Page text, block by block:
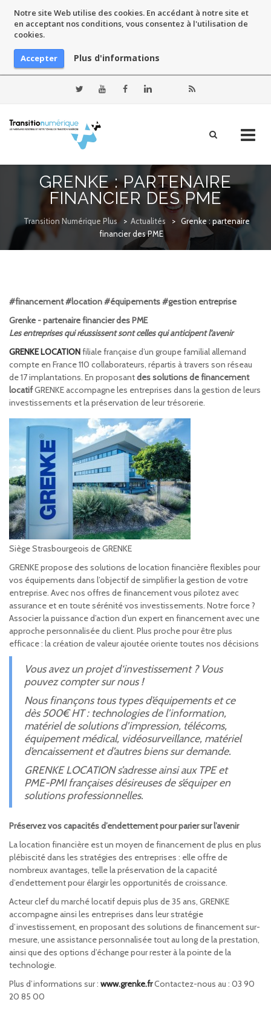
Notre site Web utilise des cookies. En accédant à notre site et
en acceptant nos conditions, vous consentez à l'utilisation de
cookies.
Accepter Plus d'informations
GRENKE : PARTENAIRE
FINANCIER DES PME
Transition Numérique Plus > Actualités > Grenke : partenaire
financier des PME
#financement #location #équipements #gestion entreprise
Grenke - partenaire financier des PME
Les entreprises qui réussissent sont celles qui anticipent l’avenir
GRENKE LOCATIONfiliale française d’un groupe familial allemand
compte en France 110 collaborateurs, répartis à travers son réseau
de 17 implantations. En proposantdes solutions de financement
locatifGRENKE accompagne les entreprises dans la gestion de leurs
investissements et la préservation de leur trésorerie.
Siège Strasbourgeois de GRENKE
GRENKE propose des solutions de location financière flexibles pour
vos équipements dans l’objectif de simplifier la gestion de votre
entreprise. Avec nos offres de financement vous pilotez avec
assurance et en toute sérénité vos investissements. Notre force ?
Associer la puissance d’action d’un expert en financement avec une
approche personnalisée du client. Plus proche pour être plus
efficace : la création de valeur ajoutée oriente toutes nos décisions
Vous avez un projet d‘investissement ? Vous
pouvez compter sur nous !
Nous finançons tous types d’équipements et ce
dès 500€ HT : technologies de l’information,
matériel de solutions d’impression, télécoms,
équipement médical, vidéosurveillance, matériel
d’encaissement et d’autres biens sur demande.
GRENKE LOCATION s’adresse ainsi aux TPE et
PME-PMI françaises désireuses de s’équiper en
solutions professionnelles.
Préservez vos capacités d’endettement pour parier sur l’avenir
La location financière est un moyen de financement de plus en plus
plébiscité dans les stratégies des entreprises : elle offre de
nombreux avantages, telle la préservation de la capacité
d’endettement pour élargir les opportunités de croissance.
Acteur clef du marché locatif depuis plus de 35 ans, GRENKE
accompagne ainsi les entreprises dans leur stratégie
d’investissement, en proposant des solutions de financement sur-
mesure, une assistance personnalisée tout au long de la prestation,
ainsi que des options d’échange pour rester à la pointe de la
technologie.
Plus d’informations sur : www.grenke.frContactez-nous au : 03 90
20 85 00